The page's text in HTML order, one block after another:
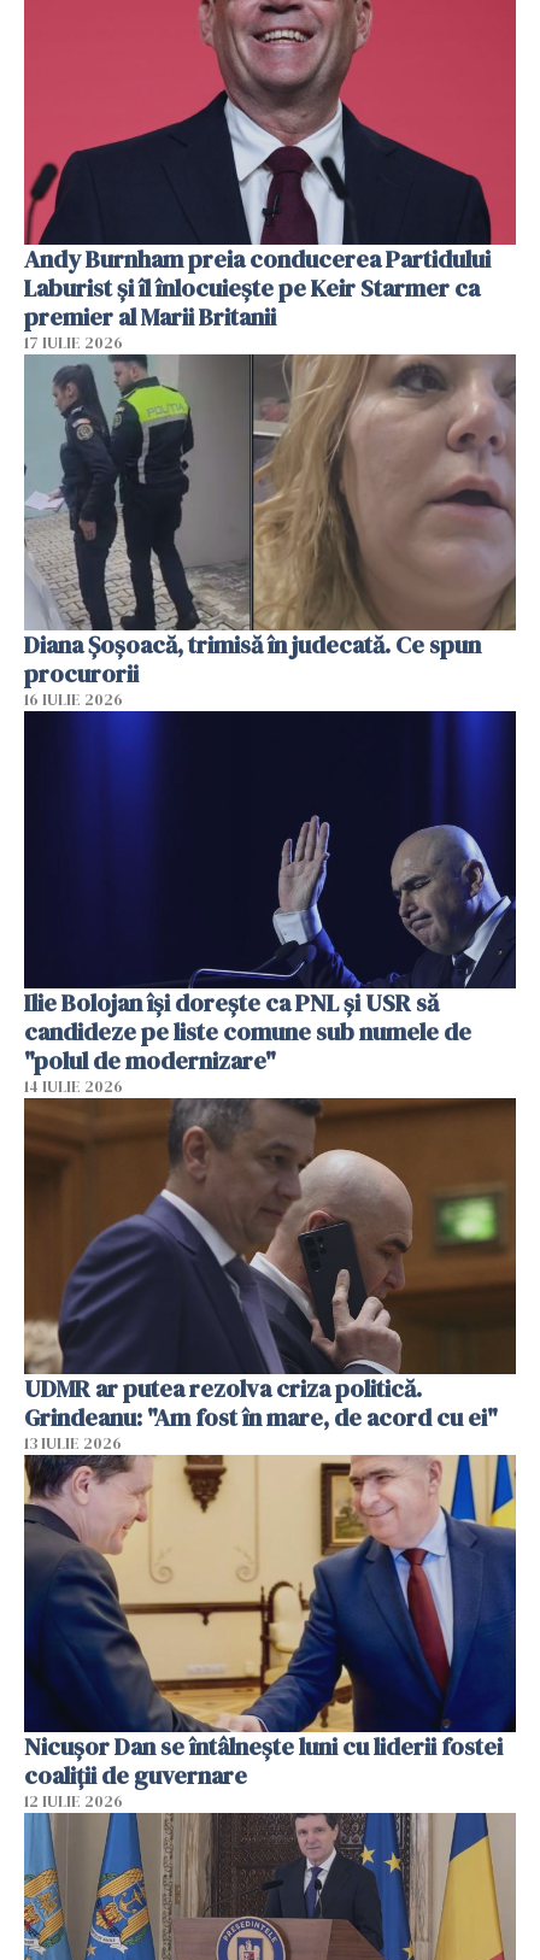
Andy Burnham preia conducerea Partidului
Laburist și îl înlocuiește pe Keir Starmer ca
premier al Marii Britanii
17 IULIE 2026
Diana Șoșoacă, trimisă în judecată. Ce spun
procurorii
16 IULIE 2026
Ilie Bolojan își dorește ca PNL și USR să
candideze pe liste comune sub numele de
"polul de modernizare"
14 IULIE 2026
UDMR ar putea rezolva criza politică.
Grindeanu: "Am fost în mare, de acord cu ei"
13 IULIE 2026
Nicuşor Dan se întâlnește luni cu liderii fostei
coaliţii de guvernare
12 IULIE 2026